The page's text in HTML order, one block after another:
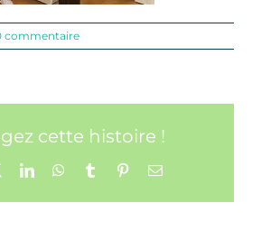
commentaire
cette histoire !
LinkedInWhatsApp
Tumblr PinterestEmail